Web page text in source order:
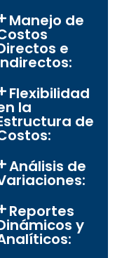
Manejo de
e
Flexibilidad
la
de
Análisis de
Reportes
y